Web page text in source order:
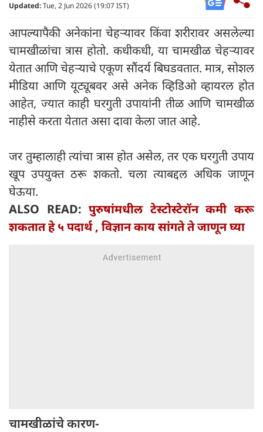
Updated:Tue, 2 Jun 2026 (19:07 IST)
आपल्यापैकी अनेकांना चेहऱ्यावर किंवा शरीरावर असलेल्या
चामखीळांचा त्रास होतो. कधीकधी, या चामखीळ चेहऱ्यावर
येतात आणि चेहऱ्याचे एकूण सौंदर्य बिघडवतात. मात्र, सोशल
मीडिया आणि यूट्यूबवर असे अनेक व्हिडिओ व्हायरल होत
आहेत, ज्यात काही घरगुती उपायांनी तीळ आणि चामखीळ
नाहीसे करता येतात असा दावा केला जात आहे.
जर तुम्हालाही त्यांचा त्रास होत असेल, तर एक घरगुती उपाय
खूप उपयुक्त ठरू शकतो. चला त्याबद्दल अधिक जाणून
घेऊया.
ALSO READ:पुरुषांमधील टेस्टोस्टेरॉन कमी करू
शकतात हे ५ पदार्थ , विज्ञान काय सांगते ते जाणून घ्या
चामखीळांचे कारण-